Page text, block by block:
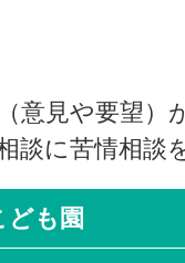
意見や要望）
談に苦情相談
ども園